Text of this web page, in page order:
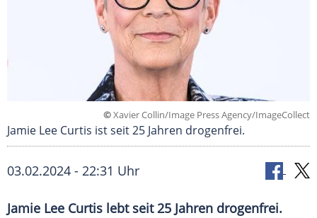
©Xavier Collin/Image Press Agency/ImageCollect
Jamie Lee Curtis ist seit 25 Jahren drogenfrei.
03.02.2024 - 22:31 Uhr
Jamie Lee Curtis lebt seit 25 Jahren drogenfrei.